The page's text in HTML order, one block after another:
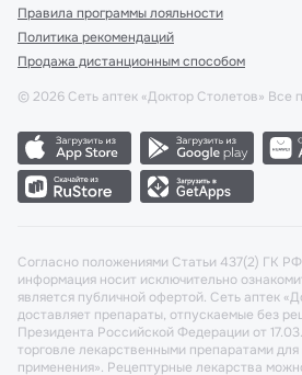
Правила программы лояльности
Политика рекомендаций
Продажа дистанционным способом
© 2026 Сеть аптек «Доктор Столетов»
Согласно положениями Статьи 437(2) ГК
информация носит исключительно
является публичной офертой. Сеть аптек
доставляет препараты, отпускаемые без
Президента Российской Федерации от
торговле лекарственными препаратами
применения». Рецептурные лекарства